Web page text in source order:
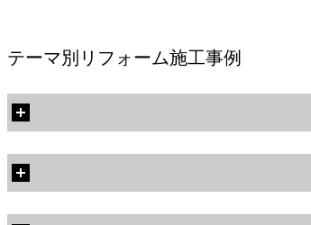
テーマ別リフォーム施工事例